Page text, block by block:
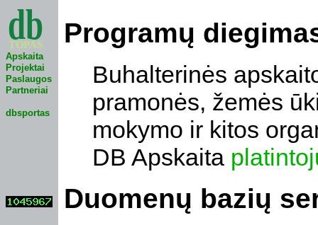
Apskaita
Projektai
Paslaugos
Partneriai
dbsportas
Programų
Buhalterinės
pramonės, žemės
mokymo ir kitos
DB Apskaita
Duomenų bazių